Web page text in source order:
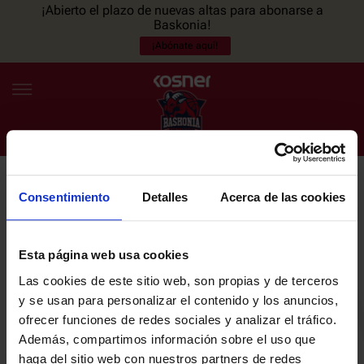
Consentimiento Detalles Acerca de las cookies
Esta página web usa cookies
Las cookies de este sitio web, son propias y de terceros
y se usan para personalizar el contenido y los anuncios,
ofrecer funciones de redes sociales y analizar el tráfico.
Además, compartimos información sobre el uso que
haga del sitio web con nuestros partners de redes
¡Abierto el plazo de nuevas altas para abonarse a
Baskonia!
¡Abónate aquí!
ES EU
NOTICIAS
PLANTILLA
ENTRADAS
NEWSLETTER
últimas noticias y promociones del club.
Email
He leído y acepto laPolítica de privacidaddel SASKI BASKONIA